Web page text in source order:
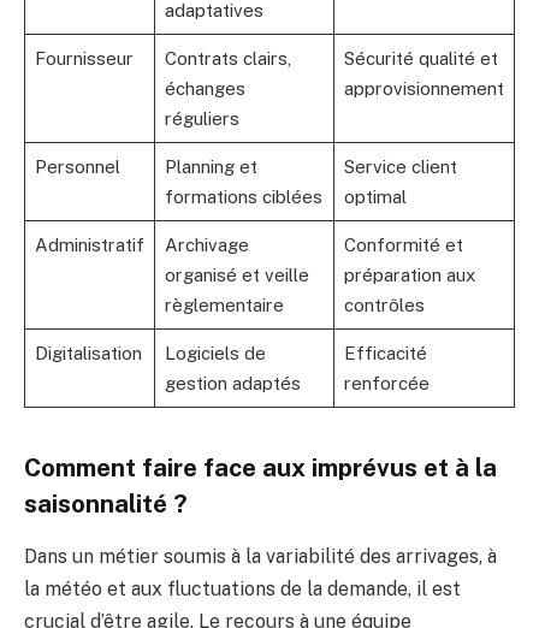
adaptatives
Fournisseur
Contrats clairs,
échanges
réguliers
Sécurité qualité et
approvisionnement
Personnel
Planning et
formations ciblées
Service client
optimal
Administratif
Archivage
organisé et veille
règlementaire
Conformité et
préparation aux
contrôles
Digitalisation
Logiciels de
gestion adaptés
Efficacité
renforcée
Comment faire face aux imprévus et à la
saisonnalité ?
Dans un métier soumis à la variabilité des arrivages, à
la météo et aux fluctuations de la demande, il est
crucial d’être agile. Le recours à une équipe